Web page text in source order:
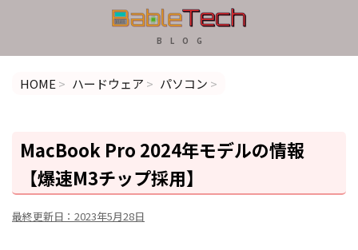
B L O G
HOME > ハードウェア > パソコン >
MacBook Pro 2024年モデルの情報
【爆速M3チップ採用】
最終更新日： 2023年5月28日